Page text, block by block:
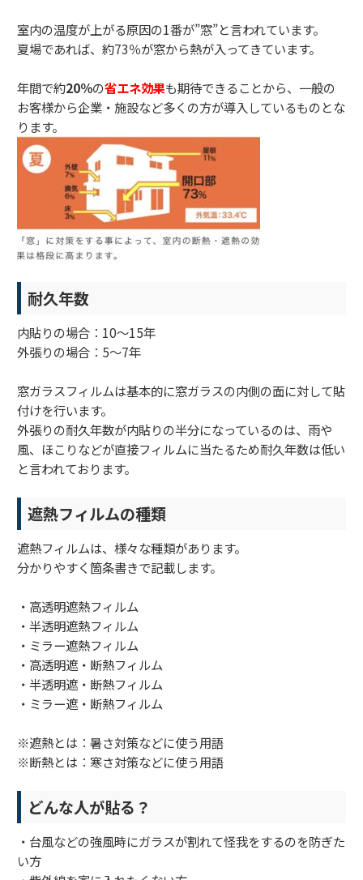
室内の温度が上がる原因の1番が”窓”と言われています。
夏場であれば、約73％が窓から熱が入ってきています。
年間で約20％の省エネ効果も期待できることから、一般の
お客様から企業・施設など多くの方が導入しているものとな
ります。
耐久年数
内貼りの場合：10～15年
外張りの場合：5～7年
窓ガラスフィルムは基本的に窓ガラスの内側の面に対して貼
付けを行います。
外張りの耐久年数が内貼りの半分になっているのは、雨や
風、ほこりなどが直接フィルムに当たるため耐久年数は低い
と言われております。
遮熱フィルムの種類
遮熱フィルムは、様々な種類があります。
分かりやすく箇条書きで記載します。
・高透明遮熱フィルム
・半透明遮熱フィルム
・ミラー遮熱フィルム
・高透明遮・断熱フィルム
・半透明遮・断熱フィルム
・ミラー遮・断熱フィルム
※遮熱とは：暑さ対策などに使う用語
※断熱とは：寒さ対策などに使う用語
どんな人が貼る？
・台風などの強風時にガラスが割れて怪我をするのを防ぎた
い方